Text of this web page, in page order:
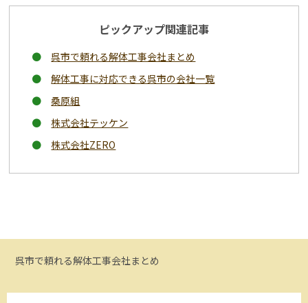
ピックアップ関連記事
呉市で頼れる解体工事会社まとめ
解体工事に対応できる呉市の会社一覧
桑原組
株式会社テッケン
株式会社ZERO
呉市で頼れる解体工事会社まとめ